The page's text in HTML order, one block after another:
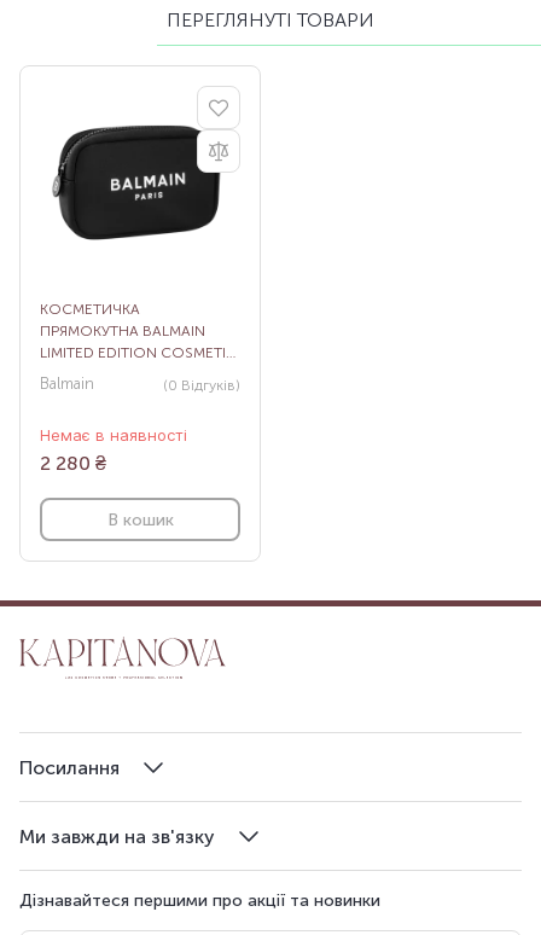
ПЕРЕГЛЯНУТІ ТОВАРИ
КОСМЕТИЧКА
ПРЯМОКУТНА BALMAIN
LIMITED EDITION COSMETIC
BAG FW21
Balmain (0 Відгуків)
Немає в наявності
2 280 ₴
В кошик
Ми завжди на зв'язку
Посилання
Дізнавайтеся першими про акції та новинки